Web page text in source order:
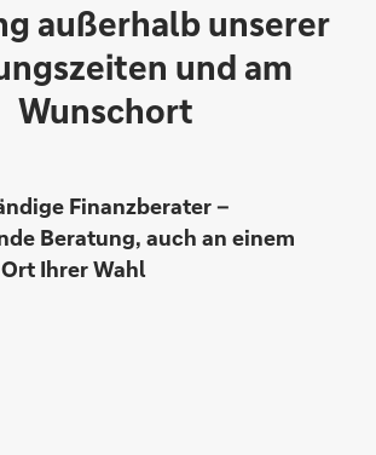
außerhalb unserer
und am
Wunschort
Finanzberater –
Beratung, auch an einem
Ihrer Wahl